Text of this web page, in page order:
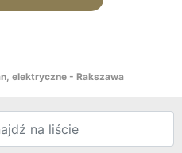
elektryczne - Rakszawa